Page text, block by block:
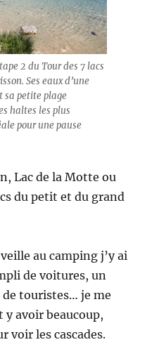
2 du Tour des 7 lacs
Ses eaux d’une
sa petite plage
haltes les plus
pour une pause
Lac de la Motte ou
du petit et du grand
au camping j’y ai
de voitures, un
de touristes… je me
y avoir beaucoup,
voir les cascades.